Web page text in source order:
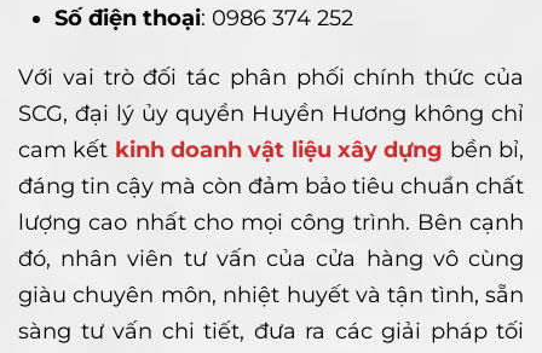
Số điện thoại: 0986 374 252
Với vai trò đối tác phân phối chính thức của
SCG, đại lý ủy quyền Huyền Hương không chỉ
cam kết kinh doanh vật liệu xây dựng bền bỉ,
đáng tin cậy mà còn đảm bảo tiêu chuẩn chất
lượng cao nhất cho mọi công trình. Bên cạnh
đó, nhân viên tư vấn của cửa hàng vô cùng
giàu chuyên môn, nhiệt huyết và tận tình, sẵn
sàng tư vấn chi tiết, đưa ra các giải pháp tối